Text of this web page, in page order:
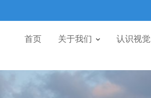
首页 关于我们 认识视觉